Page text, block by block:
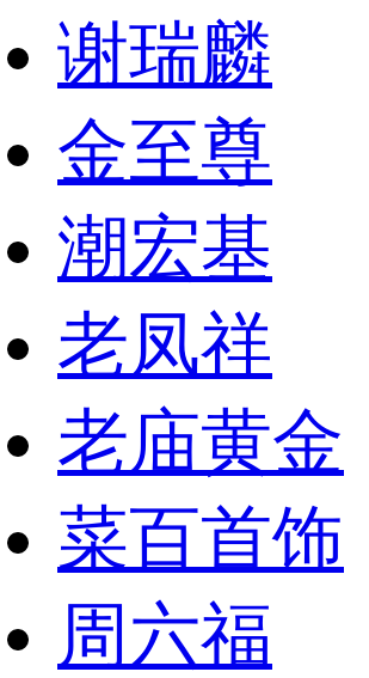
谢瑞麟
金至尊
潮宏基
老凤祥
老庙黄金
菜百首饰
周六福